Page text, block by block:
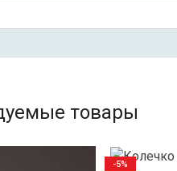
товары
-5%